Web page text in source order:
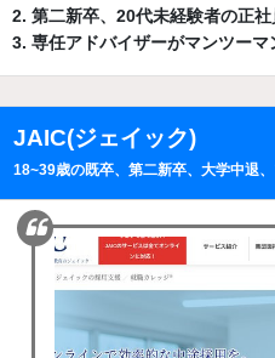
第二新卒、20代未経験者の正
専任アドバイザーがマンツーマ
JAIC(ジェイック)
18~39歳の既卒、第二新卒、大学中退